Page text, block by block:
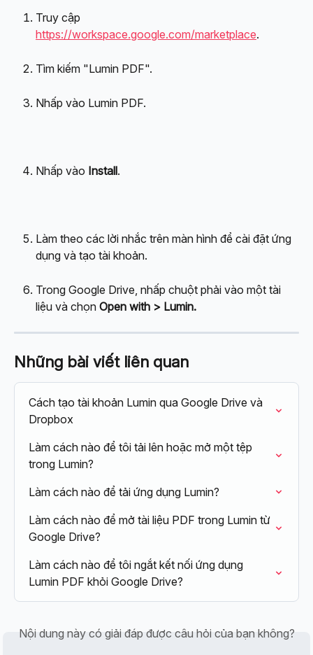
Truy cập
https://workspace.google.com/marketplace.
Tìm kiếm "Lumin PDF".
Nhấp vào Lumin PDF.
Nhấp vào Install.
Làm theo các lời nhắc trên màn hình để cài đặt ứng
dụng và tạo tài khoản.
Trong Google Drive, nhấp chuột phải vào một tài
liệu và chọn Open with > Lumin.
Những bài viết liên quan
Cách tạo tài khoản Lumin qua Google Drive và
Dropbox
Làm cách nào để tôi tải lên hoặc mở một tệp
trong Lumin?
Làm cách nào để tải ứng dụng Lumin?
Làm cách nào để mở tài liệu PDF trong Lumin từ
Google Drive?
Làm cách nào để tôi ngắt kết nối ứng dụng
Lumin PDF khỏi Google Drive?
Nội dung này có giải đáp được câu hỏi của bạn không?